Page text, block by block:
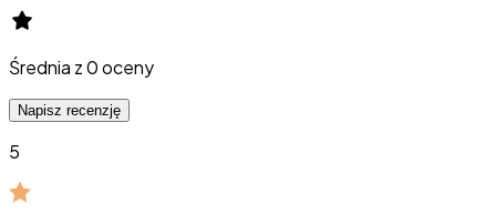
Średnia z0oceny
Napisz recenzję
5